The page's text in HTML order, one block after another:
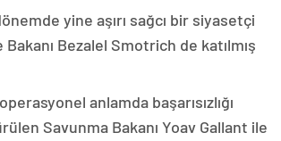
yine aşırı sağcı bir siyasetçi
Bezalel Smotrich de katılmış
anlamda başarısızlığı
Savunma Bakanı Yoav Gallant ile